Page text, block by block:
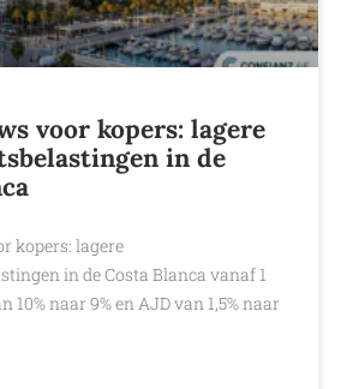
voor kopers: lagere
in de
kopers: lagere
in de Costa Blanca vanaf 1
10% naar 9% en AJD van 1,5% naar